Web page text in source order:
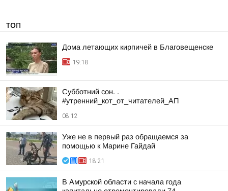
ТОП
Дома летающих кирпичей в Благовещенске
19:18
Субботний сон. .
#утренний_кот_от_читателей_АП
08:12
Уже не в первый раз обращаемся за
помощью к Марине Гайдай
18:21
В Амурской области с начала года